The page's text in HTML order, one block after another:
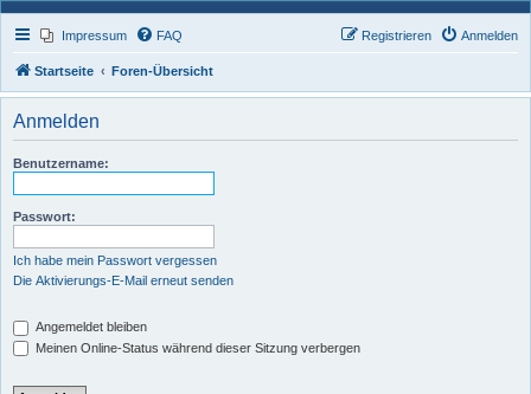
Impressum FAQ Anmelden
Registrieren
Startseite Foren-Übersicht
Anmelden
Benutzername:
Passwort:
Ich habe mein Passwort vergessen
Die Aktivierungs-E-Mail erneut senden
Angemeldet bleiben
Meinen Online-Status während dieser Sitzung verbergen